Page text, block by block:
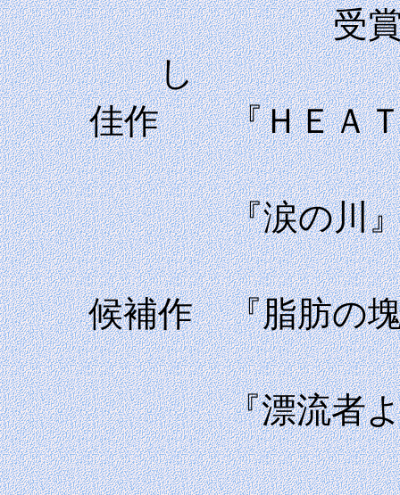
受賞
佳作 『Ｈ
『涙の
候補作 『脂肪
『漂流者よ、